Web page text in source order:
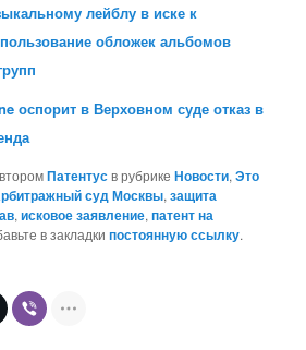
лейблу в иске к
обложек альбомов
оспорит в Верховном суде отказ в
Патентусв рубрикеНовости,Это
суд Москвы,защита
,исковое заявление,патент на
в закладкипостоянную ссылку.